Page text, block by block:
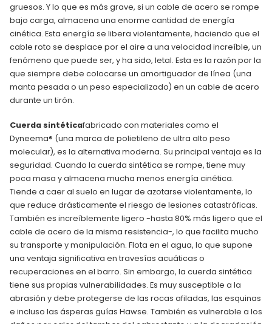
gruesos. Y lo que es más grave, si un cable de acero se rompe
bajo carga, almacena una enorme cantidad de energía
cinética. Esta energía se libera violentamente, haciendo que el
cable roto se desplace por el aire a una velocidad increíble, un
fenómeno que puede ser, y ha sido, letal. Esta es la razón por la
que siempre debe colocarse un amortiguador de línea (una
manta pesada o un peso especializado) en un cable de acero
durante un tirón.
Cuerda sintéticafabricado con materiales como el
Dyneema® (una marca de polietileno de ultra alto peso
molecular), es la alternativa moderna. Su principal ventaja es la
seguridad. Cuando la cuerda sintética se rompe, tiene muy
poca masa y almacena mucha menos energía cinética.
Tiende a caer al suelo en lugar de azotarse violentamente, lo
que reduce drásticamente el riesgo de lesiones catastróficas.
También es increíblemente ligero -hasta 80% más ligero que el
cable de acero de la misma resistencia-, lo que facilita mucho
su transporte y manipulación. Flota en el agua, lo que supone
una ventaja significativa en travesías acuáticas o
recuperaciones en el barro. Sin embargo, la cuerda sintética
tiene sus propias vulnerabilidades. Es muy susceptible a la
abrasión y debe protegerse de las rocas afiladas, las esquinas
e incluso las ásperas guías Hawse. También es vulnerable a los